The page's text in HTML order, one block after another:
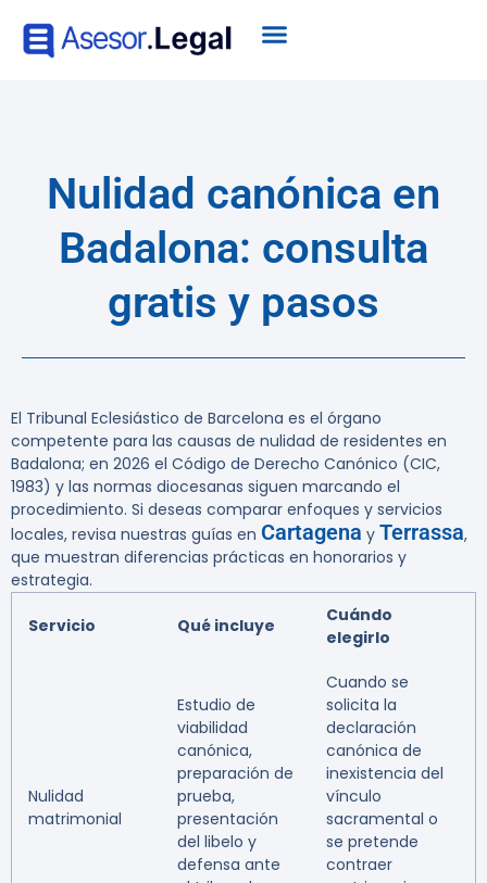
Nulidad canónica en
Badalona: consulta
gratis y pasos
El Tribunal Eclesiástico de Barcelona es el órgano
competente para las causas de nulidad de residentes en
Badalona; en 2026 el Código de Derecho Canónico (CIC,
1983) y las normas diocesanas siguen marcando el
procedimiento. Si deseas comparar enfoques y servicios
locales, revisa nuestras guías en Cartagena y Terrassa,
que muestran diferencias prácticas en honorarios y
estrategia.
Servicio Qué incluye
Cuándo
elegirlo
Nulidad
matrimonial
Estudio de
viabilidad
canónica,
preparación de
prueba,
presentación
del libelo y
defensa ante
Cuando se
solicita la
declaración
canónica de
inexistencia del
vínculo
sacramental o
se pretende
contraer